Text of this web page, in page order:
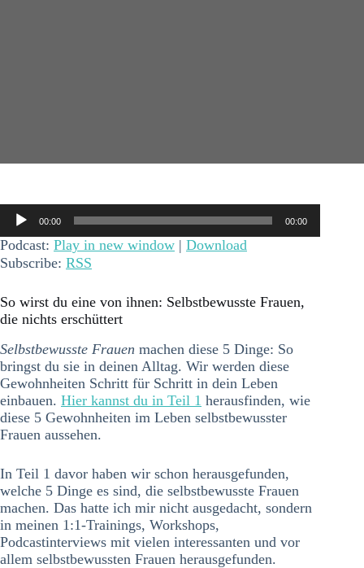
Audio-
Player
00:00 00:00
Podcast: Play in new window | Download
Subscribe: RSS
So wirst du eine von ihnen: Selbstbewusste Frauen,
die nichts erschüttert
Selbstbewusste Frauen machen diese 5 Dinge: So
bringst du sie in deinen Alltag. Wir werden diese
Gewohnheiten Schritt für Schritt in dein Leben
einbauen. Hier kannst du in Teil 1 herausfinden, wie
diese 5 Gewohnheiten im Leben selbstbewusster
Frauen aussehen.
In Teil 1 davor haben wir schon herausgefunden,
welche 5 Dinge es sind, die selbstbewusste Frauen
machen. Das hatte ich mir nicht ausgedacht, sondern
in meinen 1:1-Trainings, Workshops,
Podcastinterviews mit vielen interessanten und vor
allem selbstbewussten Frauen herausgefunden.